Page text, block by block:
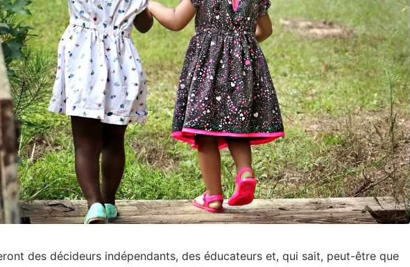
des décideurs indépendants, des éducateurs et, qui sait, peut-être que